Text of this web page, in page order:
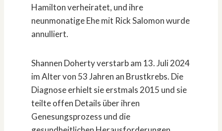
Hamilton verheiratet, und ihre
neunmonatige Ehe mit Rick Salomon wurde
annulliert.
Shannen Doherty verstarb am 13. Juli 2024
im Alter von 53 Jahren an Brustkrebs. Die
Diagnose erhielt sie erstmals 2015 und sie
teilte offen Details über ihren
Genesungsprozess und die